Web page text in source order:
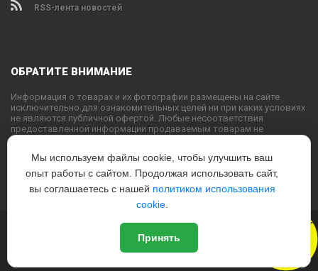
RSS-лента новостей
ОБРАТИТЕ ВНИМАНИЕ
Информация о товарах и их фотографии размещены на сайте
исключительно для ознакомительных целей ни при каких условиях
не являются публичной офертой. Любые несоответствия
предоставленной информации продаваемым товарам не
являются основанием для претензий, так как внешний вид и
свое усмотрение.
Использование текстовых или графических материалов с сайта
запрещено без согласования с администрацией USPORTS
Политика конфиденциальности
Мы используем файлы cookie, чтобы улучшить ваш
опыт работы с сайтом. Продолжая использовать сайт,
вы соглашаетесь с нашей политиком использования
cookie.
Принять
Новый
Дизайн